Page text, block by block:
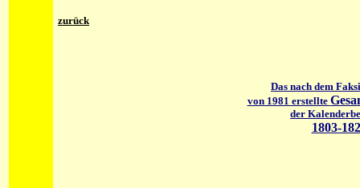
zurück
Das nach dem
von 1981 erstellte
der
1803-